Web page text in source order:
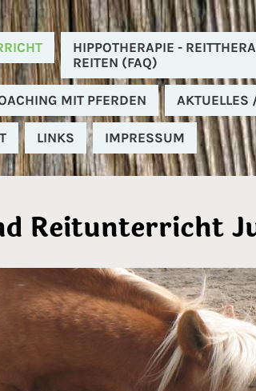
HIPPOTHERAPIE -
REITEN (FAQ)
MIT PFERDEN AKTUELLES
LINKS IMPRESSUM
Reitunterricht